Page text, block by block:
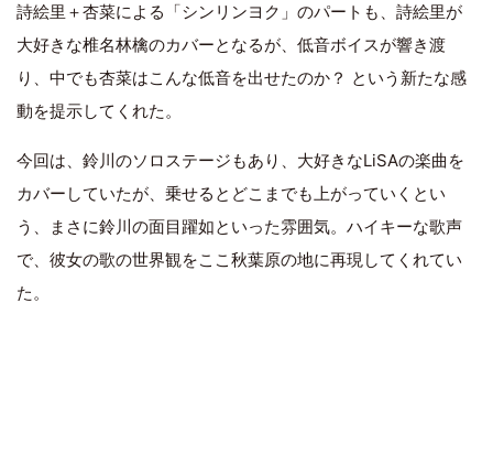
詩絵里＋杏菜による「シンリンヨク」のパートも、詩絵里が
大好きな椎名林檎のカバーとなるが、低音ボイスが響き渡
り、中でも杏菜はこんな低音を出せたのか？ という新たな感
動を提示してくれた。
今回は、鈴川のソロステージもあり、大好きなLiSAの楽曲を
カバーしていたが、乗せるとどこまでも上がっていくとい
う、まさに鈴川の面目躍如といった雰囲気。ハイキーな歌声
で、彼女の歌の世界観をここ秋葉原の地に再現してくれてい
た。